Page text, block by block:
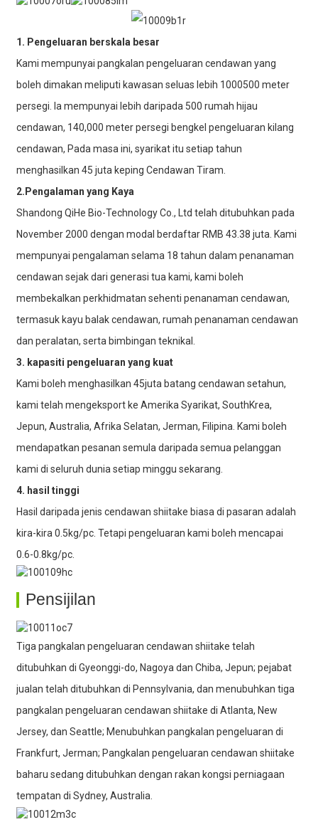
1. Pengeluaran berskala besar
Kami mempunyai pangkalan pengeluaran cendawan yang
boleh dimakan meliputi kawasan seluas lebih 1000500 meter
persegi. Ia mempunyai lebih daripada 500 rumah hijau
cendawan, 140,000 meter persegi bengkel pengeluaran kilang
cendawan, Pada masa ini, syarikat itu setiap tahun
menghasilkan 45 juta keping Cendawan Tiram.
2.Pengalaman yang Kaya
Shandong QiHe Bio-Technology Co., Ltd telah ditubuhkan pada
November 2000 dengan modal berdaftar RMB 43.38 juta. Kami
mempunyai pengalaman selama 18 tahun dalam penanaman
cendawan sejak dari generasi tua kami, kami boleh
membekalkan perkhidmatan sehenti penanaman cendawan,
termasuk kayu balak cendawan, rumah penanaman cendawan
dan peralatan, serta bimbingan teknikal.
3. kapasiti pengeluaran yang kuat
Kami boleh menghasilkan 45juta batang cendawan setahun,
kami telah mengeksport ke Amerika Syarikat, SouthKrea,
Jepun, Australia, Afrika Selatan, Jerman, Filipina. Kami boleh
mendapatkan pesanan semula daripada semua pelanggan
kami di seluruh dunia setiap minggu sekarang.
4. hasil tinggi
Hasil daripada jenis cendawan shiitake biasa di pasaran adalah
kira-kira 0.5kg/pc. Tetapi pengeluaran kami boleh mencapai
0.6-0.8kg/pc.
Pensijilan
Tiga pangkalan pengeluaran cendawan shiitake telah
ditubuhkan di Gyeonggi-do, Nagoya dan Chiba, Jepun; pejabat
jualan telah ditubuhkan di Pennsylvania, dan menubuhkan tiga
pangkalan pengeluaran cendawan shiitake di Atlanta, New
Jersey, dan Seattle; Menubuhkan pangkalan pengeluaran di
Frankfurt, Jerman; Pangkalan pengeluaran cendawan shiitake
baharu sedang ditubuhkan dengan rakan kongsi perniagaan
tempatan di Sydney, Australia.